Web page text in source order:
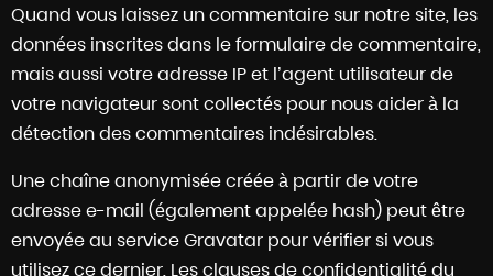
Quand vous laissez un commentaire sur notre site, les
données inscrites dans le formulaire de commentaire,
mais aussi votre adresse IP et l’agent utilisateur de
votre navigateur sont collectés pour nous aider à la
détection des commentaires indésirables.
Une chaîne anonymisée créée à partir de votre
adresse e-mail (également appelée hash) peut être
envoyée au service Gravatar pour vérifier si vous
utilisez ce dernier. Les clauses de confidentialité du